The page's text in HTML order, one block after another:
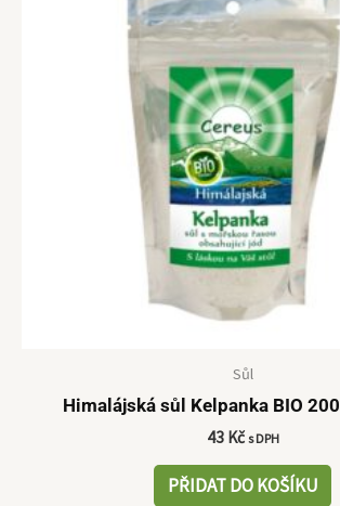
Sůl
Himalájská sůl Kelpanka BIO
43 Kč s DPH
PŘIDAT DO KOŠÍKU